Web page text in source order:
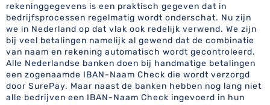
rekeninggegevens is een praktisch gegeven dat in
bedrijfsprocessen regelmatig wordt onderschat. Nu zijn
we in Nederland op dat vlak ook redelijk verwend. We zijn
bij veel betalingen namelijk al gewend dat de combinatie
van naam en rekening automatisch wordt gecontroleerd.
Alle Nederlandse banken doen bij handmatige betalingen
een zogenaamde IBAN-Naam Check die wordt verzorgd
door SurePay. Maar naast de banken hebben nog lang niet
alle bedrijven een IBAN-Naam Check ingevoerd in hun